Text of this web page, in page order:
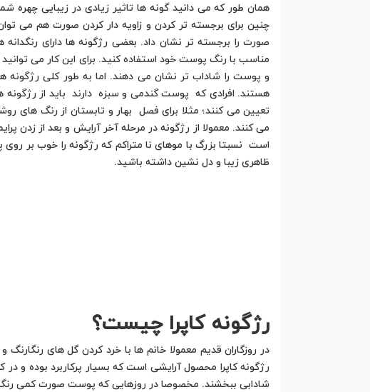
همان طور که می دانید گونه ها تاثیر زیادی در زیبایی چهره
چنین برای برجسته تر کردن و زاویه دار کردن صورت هم می
صورت را برجسته تر نشان داد. بعضی رژگونه ها دارای
مناسب با رنگ پوست خود استفاده کنید. برای این کار می
و پوست را شاداب تر نشان می دهند. اما به طور کلی
هستند. افرادی که پوست گندمی و سبزه دارند باید از
تعیین می کنند؛ مثلا برای فصل بهار و تابستان از رنگ های
می کنند. معمولا از رژگونه در مرحله آخر آرایش و بعد از زدن
است نسبتا بزرگ با موهای نا متراکم که رژگونه را خوب بر
ظاهری زیبا و دل نشین داشته باشید.
رژگونه کاپرا چیست؟
در روزگاران قدیم معمولا خانم ها با خرد کردن گل های
رژگونه کاپرا محصول آرایشی است که بسیار پرکاربرد بوده و
شادابی ببخشند. مخصوصا در روزهایی که پوست صورت کمی رنگ